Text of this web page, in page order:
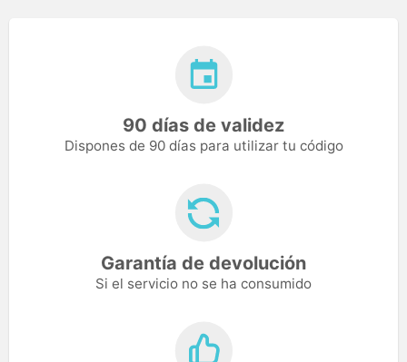
90 días de validez
Dispones de 90 días para utilizar tu código
Garantía de devolución
Si el servicio no se ha consumido